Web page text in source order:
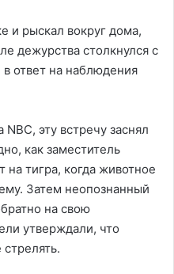
и рыскал вокруг дома,
дежурства столкнулся с
ответ на наблюдения
эту встречу заснял
как заместитель
тигра, когда животное
Затем неопознанный
на свою
утверждали, что